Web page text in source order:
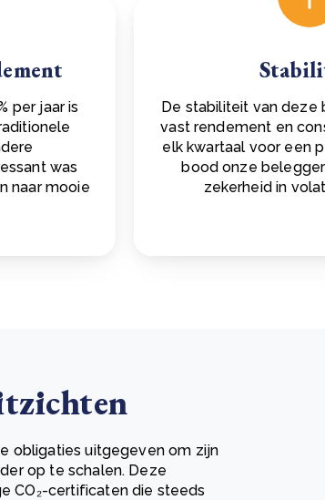
per jaar is
was
naar mooie
De stabiliteit van deze
vast rendement en
elk kwartaal voor een
bood onze
zekerheid in
obligaties uitgegeven om zijn
op te schalen. Deze
CO₂-certificaten die steeds